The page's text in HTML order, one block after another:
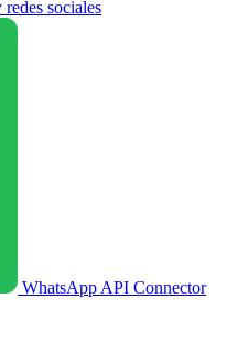
sociales
WhatsApp API Connector